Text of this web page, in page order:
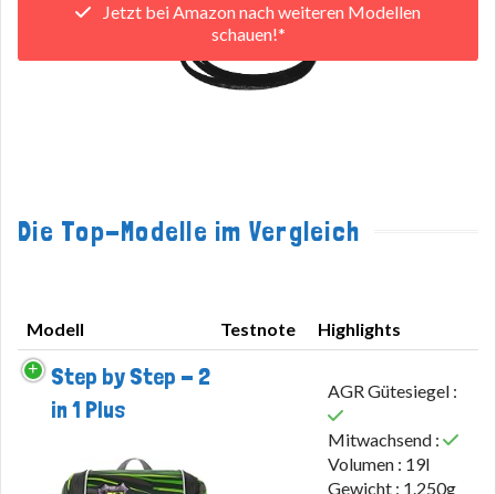
Jetzt bei Amazon nach weiteren Modellen
schauen!*
Die Top-Modelle im Vergleich
Modell Testnote
Highlights
Modell
Step by Step - 2
in 1 Plus
AGR Gütesiegel :
Mitwachsend :
Volumen : 19l
Gewicht : 1.250g